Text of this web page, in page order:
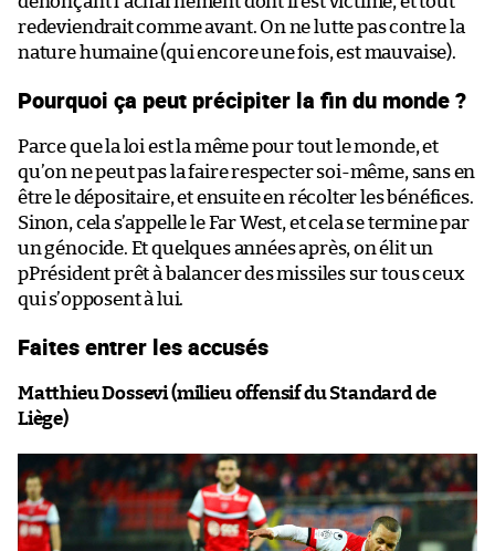
redeviendrait comme avant. On ne lutte pas contre la
nature humaine (qui encore une fois, est mauvaise).
Pourquoi ça peut précipiter la fin du monde ?
Parce que la loi est la même pour tout le monde, et
qu’on ne peut pas la faire respecter soi-même, sans en
être le dépositaire, et ensuite en récolter les bénéfices.
Sinon, cela s’appelle le Far West, et cela se termine par
un génocide. Et quelques années après, on élit un
pPrésident prêt à balancer des missiles sur tous ceux
qui s’opposent à lui.
Faites entrer les accusés
Matthieu Dossevi (milieu offensif du Standard de
Liège)